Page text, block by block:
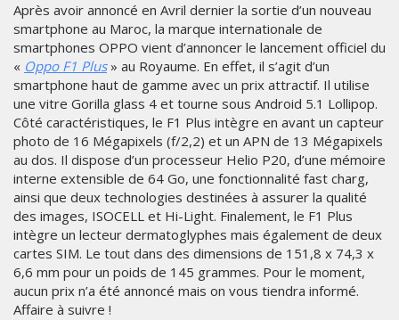
Après avoir annoncé en Avril dernier la sortie d’un nouveau
smartphone au Maroc, la marque internationale de
smartphones OPPO vient d’annoncer le lancement officiel du
« Oppo F1 Plus» au Royaume. En effet, il s’agit d’un
smartphone haut de gamme avec un prix attractif. Il utilise
une vitre Gorilla glass 4 et tourne sous Android 5.1 Lollipop.
Côté caractéristiques, le F1 Plus intègre en avant un capteur
photo de 16 Mégapixels (f/2,2) et un APN de 13 Mégapixels
au dos. Il dispose d’un processeur Helio P20, d’une mémoire
interne extensible de 64 Go, une fonctionnalité fast charg,
ainsi que deux technologies destinées à assurer la qualité
des images, ISOCELL et Hi-Light. Finalement, le F1 Plus
intègre un lecteur dermatoglyphes mais également de deux
cartes SIM. Le tout dans des dimensions de 151,8 x 74,3 x
6,6 mm pour un poids de 145 grammes. Pour le moment,
aucun prix n’a été annoncé mais on vous tiendra informé.
Affaire à suivre !